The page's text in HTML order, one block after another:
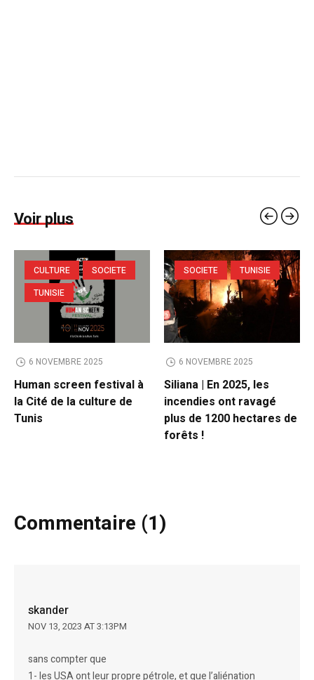
Voir plus
CULTURE
SOCIETE
TUNISIE
6 NOVEMBRE 2025
Human screen festival à
la Cité de la culture de
Tunis
SOCIETE TUNISIE
6 NOVEMBRE 2025
Siliana | En 2025, les
incendies ont ravagé
plus de 1200 hectares de
forêts !
Commentaire (1)
skander
NOV 13, 2023 AT 3:13PM
sans compter que
1- les USA ont leur propre pétrole, et que l’aliénation